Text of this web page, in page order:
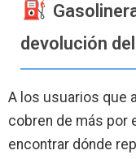
devolución
A los usuarios que
cobren de más por
encontrar dónde